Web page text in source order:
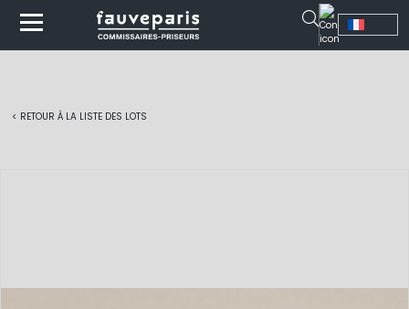
< RETOUR À LA LISTE DES LOTS